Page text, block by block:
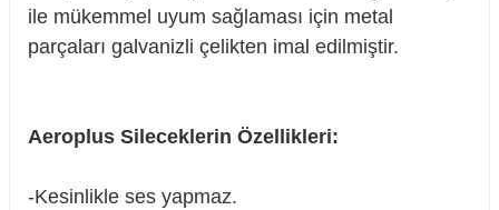
ile mükemmel uyum sağlaması için metal
parçaları galvanizli çelikten imal edilmiştir.
Aeroplus Sileceklerin Özellikleri:
-Kesinlikle ses yapmaz.